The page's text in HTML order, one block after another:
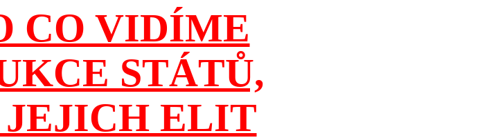
CO VIDÍME
STÁTŮ,
JEJICH ELIT